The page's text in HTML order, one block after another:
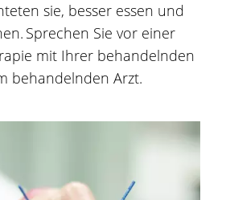
sie, besser essen und
Sprechen Sie vor einer
mit Ihrer behandelnden
behandelnden Arzt.